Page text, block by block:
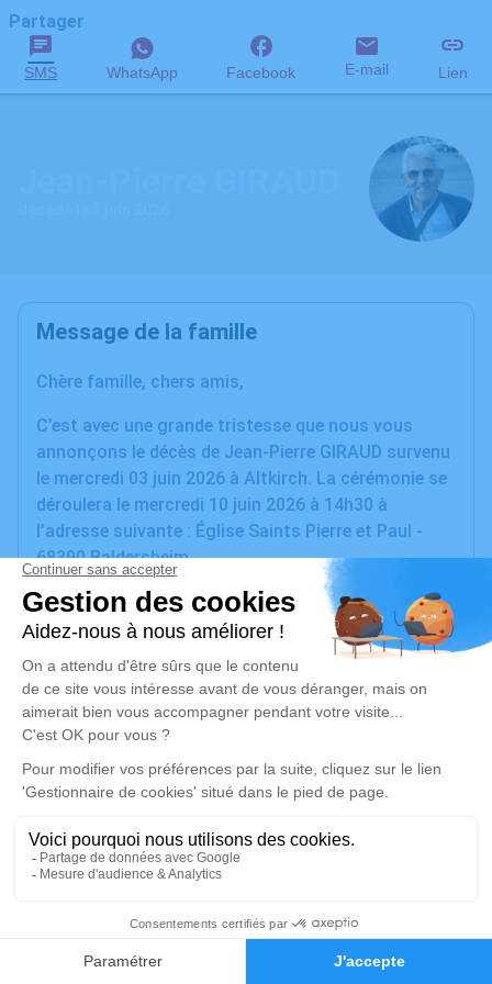
Faire-part Hommages
Partager
SMS WhatsApp Facebook E-mail Lien
Message de la famille
Chère famille, chers amis,
C’est avec une grande tristesse que nous vous
annonçons le décès de Jean-Pierre GIRAUD survenu
le mercredi 03 juin 2026 à Altkirch. La cérémonie se
déroulera le mercredi 10 juin 2026 à 14h30 à
l’adresse suivante : Église Saints Pierre et Paul -
68390 Baldersheim.
Nous vous invitons à utiliser cet espace pour
laisser vos condoléances, partager des photos
souvenirs, une anecdote ou exprimer vos pensées à
travers des poèmes ou des textes. Cet endroit est
un lieu d'expression dédié à honorer la mémoire de
Jean-Pierre GIRAUD.
Je rends hommage
mercredi 10 juin 2026 à 14h30
Église Saints Pierre et Paul de Baldersheim